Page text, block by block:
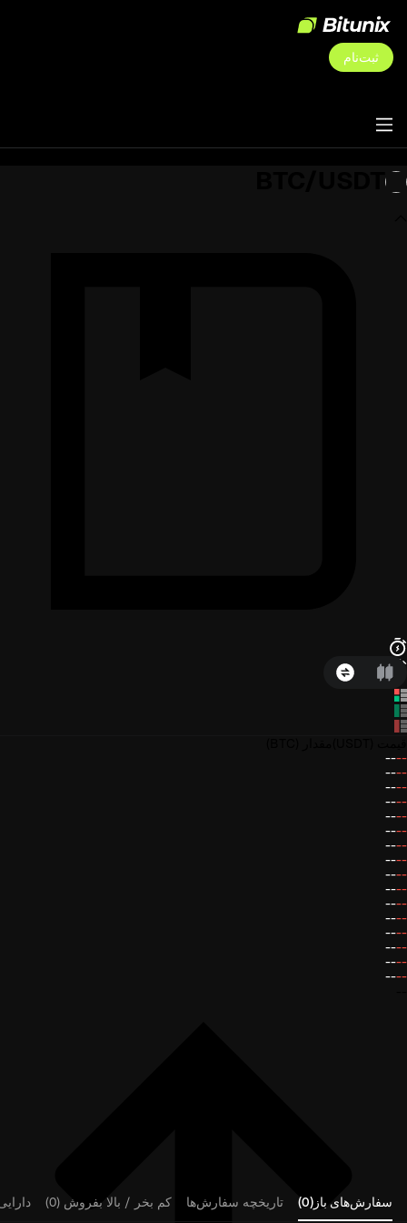
ثبت‌نام
--
--
--
--
--
--
--
--
--
--
--
--
--
--
--
--
--
--
--
--
--
--
--
--
--
--
--
--
--
--
--
--
سفارش‌های باز(0) تاریخچه سفارش‌ها کم بخر / بالا بفروش (0)